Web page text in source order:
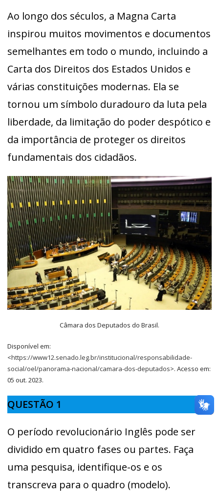
Ao longo dos séculos, a Magna Carta
inspirou muitos movimentos e documentos
semelhantes em todo o mundo, incluindo a
Carta dos Direitos dos Estados Unidos e
várias constituições modernas. Ela se
tornou um símbolo duradouro da luta pela
liberdade, da limitação do poder despótico e
da importância de proteger os direitos
fundamentais dos cidadãos.
Câmara dos Deputados do Brasil.
Disponível em:
<https://www12.senado.leg.br/institucional/responsabilidade-
social/oel/panorama-nacional/camara-dos-deputados>. Acesso em:
05 out. 2023.
QUESTÃO 1
O período revolucionário Inglês pode ser
dividido em quatro fases ou partes. Faça
uma pesquisa, identifique-os e os
transcreva para o quadro (modelo).